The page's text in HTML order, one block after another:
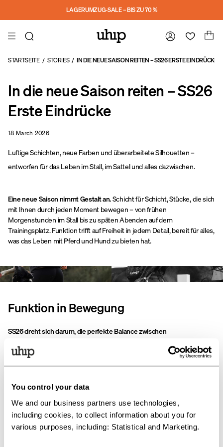
You control your data
We and our business partners use technologies,
including cookies, to collect information about you for
various purposes, including: Statistical and Marketing.
a11y-skip-to-main-contentLAGERUMZUG-SALE – BIS ZU 70 %
STARTSEITE / STORIES / IN DIE NEUE SAISON REITEN – SS26 ERSTE EINDRÜCKE
In die neue Saison reiten – SS26
Erste Eindrücke
18 March 2026
Luftige Schichten, neue Farben und überarbeitete Silhouetten –
entworfen für das Leben im Stall, im Sattel und alles dazwischen.
Eine neue Saison nimmt Gestalt an.Schicht für Schicht, Stücke, die sich
mit Ihnen durch jeden Moment bewegen – von frühen
Morgenstunden im Stall bis zu späten Abenden auf dem
Trainingsplatz. Funktion trifft auf Freiheit in jedem Detail, bereit für alles,
was das Leben mit Pferd und Hund zu bieten hat.
Funktion in Bewegung
SS26 dreht sich darum, die perfekte Balance zwischen
Tage konzipiert, bei denen jede Schicht einen Zweck erfüllt. Von
Momente. Mit cleveren Hybridlösungen, UV-Schutz und
wasserdichten Details ist jedes Element darauf ausgelegt, sich mit
Ihnen zu bewegen – nicht Sie aufzuhalten.